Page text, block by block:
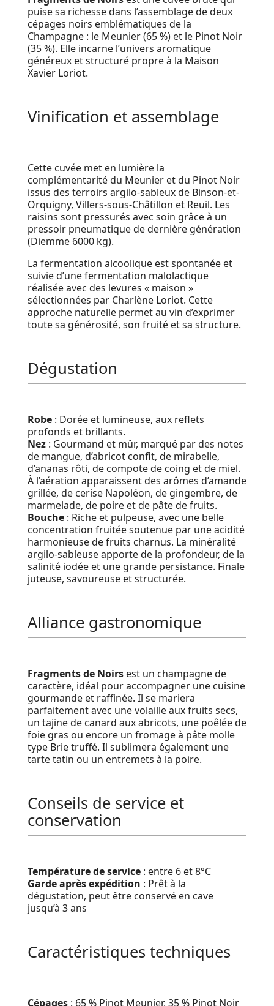
puise sa richesse dans l’assemblage de deux
cépages noirs emblématiques de la
Champagne : le Meunier (65 %) et le Pinot Noir
(35 %). Elle incarne l’univers aromatique
généreux et structuré propre à la Maison
Xavier Loriot.
Vinification et assemblage
Cette cuvée met en lumière la
complémentarité du Meunier et du Pinot Noir
issus des terroirs argilo-sableux de Binson-et-
Orquigny, Villers-sous-Châtillon et Reuil. Les
raisins sont pressurés avec soin grâce à un
pressoir pneumatique de dernière génération
(Diemme 6000 kg).
La fermentation alcoolique est spontanée et
suivie d’une fermentation malolactique
réalisée avec des levures « maison »
sélectionnées par Charlène Loriot. Cette
approche naturelle permet au vin d’exprimer
toute sa générosité, son fruité et sa structure.
Dégustation
Robe : Dorée et lumineuse, aux reflets
profonds et brillants.
Nez : Gourmand et mûr, marqué par des notes
de mangue, d’abricot confit, de mirabelle,
d’ananas rôti, de compote de coing et de miel.
À l’aération apparaissent des arômes d’amande
grillée, de cerise Napoléon, de gingembre, de
marmelade, de poire et de pâte de fruits.
Bouche : Riche et pulpeuse, avec une belle
concentration fruitée soutenue par une acidité
harmonieuse de fruits charnus. La minéralité
argilo-sableuse apporte de la profondeur, de la
salinité iodée et une grande persistance. Finale
juteuse, savoureuse et structurée.
Alliance gastronomique
Fragments de Noirs est un champagne de
caractère, idéal pour accompagner une cuisine
gourmande et raffinée. Il se mariera
parfaitement avec une volaille aux fruits secs,
un tajine de canard aux abricots, une poêlée de
foie gras ou encore un fromage à pâte molle
type Brie truffé. Il sublimera également une
tarte tatin ou un entremets à la poire.
Conseils de service et
conservation
Température de service : entre 6 et 8°C
Garde après expédition : Prêt à la
dégustation, peut être conservé en cave
jusqu’à 3 ans
Caractéristiques techniques
Cépages : 65 % Pinot Meunier, 35 % Pinot Noir